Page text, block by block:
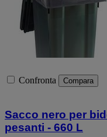
Confronta Compara
Sacco nero per
pesanti - 660 L